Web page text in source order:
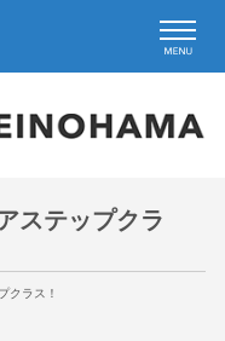
ステップクラ
クラス！